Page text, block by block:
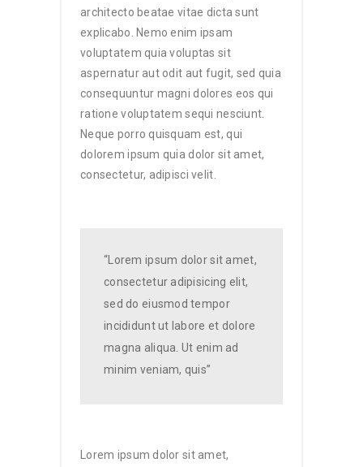
architecto beatae vitae dicta sunt
explicabo. Nemo enim ipsam
voluptatem quia voluptas sit
aspernatur aut odit aut fugit, sed quia
consequuntur magni dolores eos qui
ratione voluptatem sequi nesciunt.
Neque porro quisquam est, qui
dolorem ipsum quia dolor sit amet,
consectetur, adipisci velit.
“Lorem ipsum dolor sit amet,
consectetur adipisicing elit,
sed do eiusmod tempor
incididunt ut labore et dolore
magna aliqua. Ut enim ad
minim veniam, quis”
Lorem ipsum dolor sit amet,